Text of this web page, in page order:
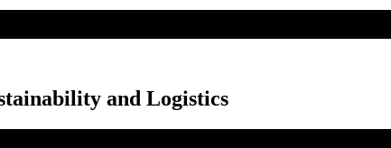
and Logistics